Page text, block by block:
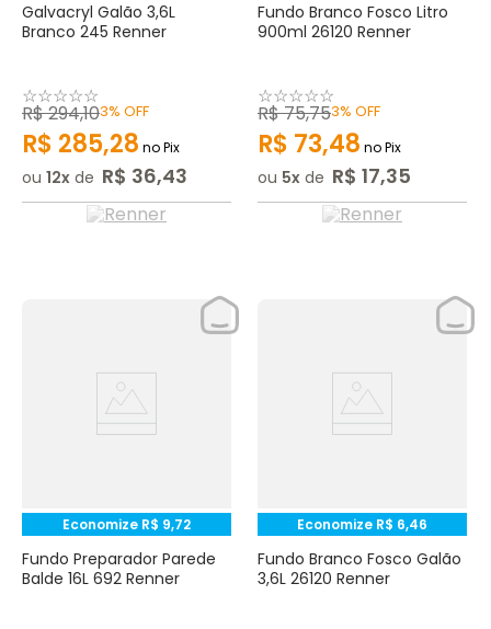
Galvacryl Galão 3,6L
Branco 245 Renner
☆☆☆☆☆
R$294,103% OFF
R$ 285,28 no Pix
ou 12 de R$ 36,43
Fundo Branco Fosco Litro
900ml 26120 Renner
☆☆☆☆☆
R$75,753% OFF
R$ 73,48 no Pix
ou 5 de R$ 17,35
Economize R$ 9,72
Fundo Preparador Parede
Balde 16L 692 Renner
Economize R$ 6,46
Fundo Branco Fosco Galão
3,6L 26120 Renner